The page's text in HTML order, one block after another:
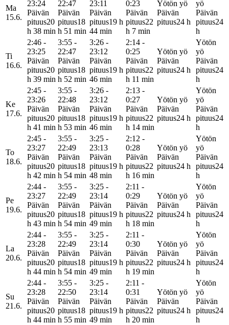
Ma
15.6.
23:24
Päivän
pituus20
h 38 min
22:47
Päivän
pituus18
h 51 min
23:11
Päivän
pituus19 h
44 min
0:23
Päivän
pituus22
h 7 min
Yötön yö
Päivän
pituus24 h
yö
Päivän
pituus24
h
Ti
16.6.
2:46 -
23:25
Päivän
pituus20
h 39 min
3:55 -
22:47
Päivän
pituus18
h 52 min
3:26 -
23:12
Päivän
pituus19 h
46 min
2:14 -
0:25
Päivän
pituus22
h 11 min
Yötön yö
Päivän
pituus24 h
Yötön
yö
Päivän
pituus24
h
Ke
17.6.
2:45 -
23:26
Päivän
pituus20
h 41 min
3:55 -
22:48
Päivän
pituus18
h 53 min
3:26 -
23:12
Päivän
pituus19 h
46 min
2:13 -
0:27
Päivän
pituus22
h 14 min
Yötön yö
Päivän
pituus24 h
Yötön
yö
Päivän
pituus24
h
To
18.6.
2:45 -
23:27
Päivän
pituus20
h 42 min
3:55 -
22:49
Päivän
pituus18
h 54 min
3:25 -
23:13
Päivän
pituus19 h
48 min
2:12 -
0:28
Päivän
pituus22
h 16 min
Yötön yö
Päivän
pituus24 h
Yötön
yö
Päivän
pituus24
h
Pe
19.6.
2:44 -
23:27
Päivän
pituus20
h 43 min
3:55 -
22:49
Päivän
pituus18
h 54 min
3:25 -
23:14
Päivän
pituus19 h
49 min
2:11 -
0:29
Päivän
pituus22
h 18 min
Yötön yö
Päivän
pituus24 h
Yötön
yö
Päivän
pituus24
h
La
20.6.
2:44 -
23:28
Päivän
pituus20
h 44 min
3:55 -
22:49
Päivän
pituus18
h 54 min
3:25 -
23:14
Päivän
pituus19 h
49 min
2:11 -
0:30
Päivän
pituus22
h 19 min
Yötön yö
Päivän
pituus24 h
Yötön
yö
Päivän
pituus24
h
Su
21.6.
2:44 -
23:28
Päivän
pituus20
h 44 min
3:55 -
22:50
Päivän
pituus18
h 55 min
3:25 -
23:14
Päivän
pituus19 h
49 min
2:11 -
0:31
Päivän
pituus22
h 20 min
Yötön yö
Päivän
pituus24 h
Yötön
yö
Päivän
pituus24
h